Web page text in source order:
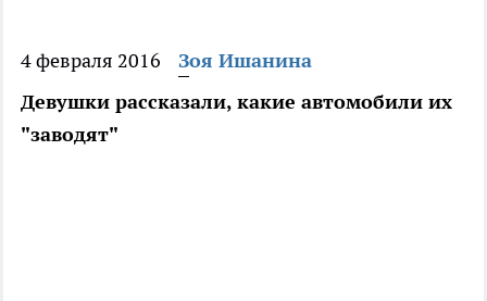
4 февраля 2016
Зоя Ишанина
Девушки рассказали, какие автомобили их
"заводят"